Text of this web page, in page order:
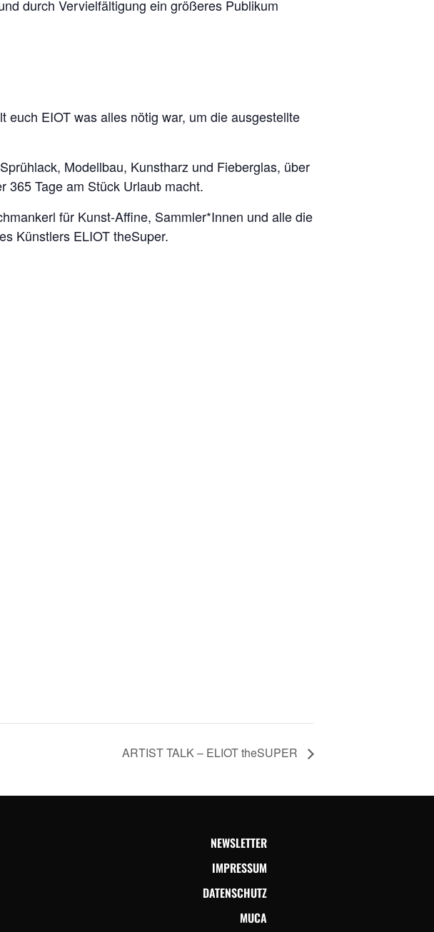
durch Vervielfältigung ein größeres Publikum
EIOT was alles nötig war, um die ausgestellte
Modellbau, Kunstharz und Fieberglas, über
365 Tage am Stück Urlaub macht.
für Kunst-Affine, Sammler*Innen und alle die
Künstlers ELIOT theSuper.
ARTIST TALK – ELIOT theSUPER
NEWSLETTER
IMPRESSUM
DATENSCHUTZ
MUCA